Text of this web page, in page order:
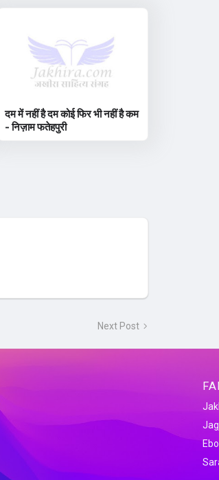
दम में नहीं है दम कोई फिर भी नहीं है कम
- निज़ाम फतेहपुरी
Next Post